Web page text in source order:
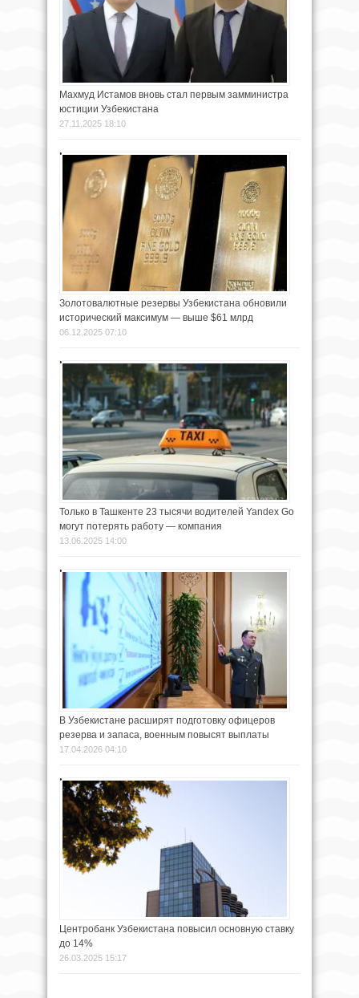
Махмуд Истамов вновь стал первым замминистра
юстиции Узбекистана
27.11.2025 18:10
Золотовалютные резервы Узбекистана обновили
исторический максимум — выше $61 млрд
06.12.2025 07:10
Только в Ташкенте 23 тысячи водителей Yandex Go
могут потерять работу — компания
13.06.2025 14:00
В Узбекистане расширят подготовку офицеров
резерва и запаса, военным повысят выплаты
17.04.2026 04:10
Центробанк Узбекистана повысил основную ставку
до 14%
26.03.2025 15:17